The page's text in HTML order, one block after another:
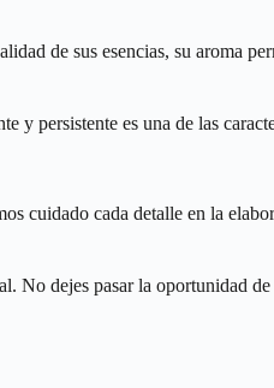
de sus esencias, su aroma
persistente es una de las
cuidado cada detalle en la
No dejes pasar la oportunidad